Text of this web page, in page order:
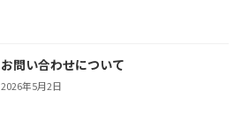
お問い合わせについて
2026年5月2日